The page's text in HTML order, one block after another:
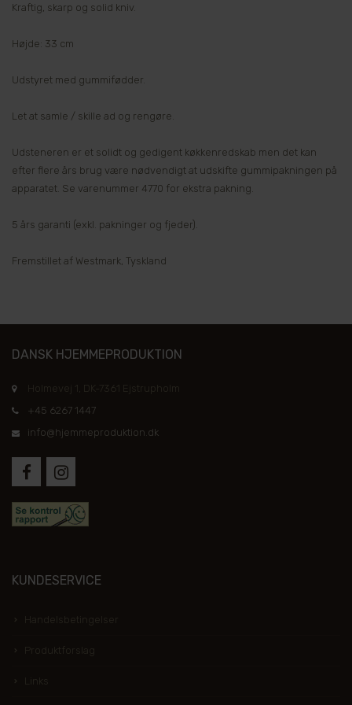
Kraftig, skarp og solid kniv.
Højde: 33 cm
Udstyret med gummifødder.
Let at samle / skille ad og rengøre.
Udsteneren er et solidt og gedigent køkkenredskab men det kan
efter flere års brug være nødvendigt at udskifte gummipakningen på
apparatet. Se varenummer 4770 for ekstra pakning.
5 års garanti (exkl. pakninger og fjeder).
Fremstillet af Westmark, Tyskland
DANSK HJEMMEPRODUKTION
Holmevej 1, DK-7361 Ejstrupholm
+45 6267 1447
info@hjemmeproduktion.dk
KUNDESERVICE
Handelsbetingelser
Produktforslag